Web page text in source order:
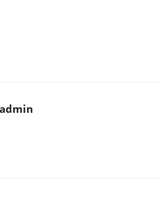
admin